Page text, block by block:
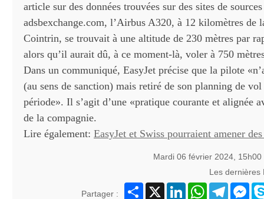
article sur des données trouvées sur des sites de
adsbexchange.com, l’Airbus A320, à 12 kilomètres de
Cointrin, se trouvait à une altitude de 230 mètres par
alors qu’il aurait dû, à ce moment-là, voler à 750
Dans un communiqué, EasyJet précise que la pilote
(au sens de sanction) mais retiré de son planning de
période». Il s’agit d’une «pratique courante et alignée
de la compagnie.
Lire également: EasyJet et Swiss pourraient amener
Mardi 06 février 2024,
Les dernières
Partager :
Partager
X LinkedInWhatsAppTelegram